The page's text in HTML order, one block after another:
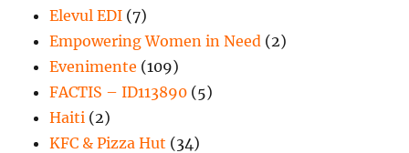
Elevul EDI (7)
Empowering Women in Need (2)
Evenimente (109)
FACTIS – ID113890 (5)
Haiti (2)
KFC & Pizza Hut (34)